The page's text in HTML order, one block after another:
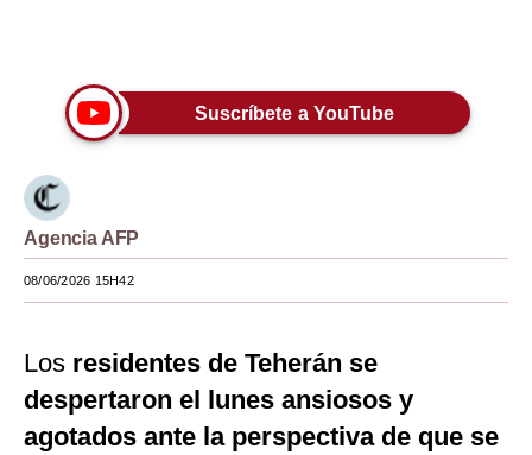
EEUU
México
España
Internacional
Tecnología
G de Gestión
Suscríbete a YouTube
Agencia AFP
08/06/2026 15H42
Los residentes de Teherán se
despertaron el lunes ansiosos y
agotados ante la perspectiva de que se